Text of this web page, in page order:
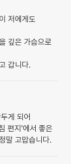
저에게도
깊은 가슴으로
갑니다.
게 되어
편지'에서 좋은
말 고맙습니다.